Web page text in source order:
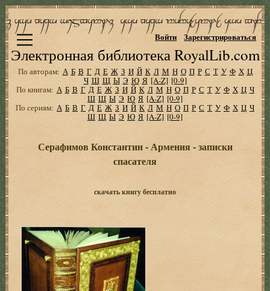
Электронная библиотека RoyalLib.com
Войти Зарегистрироваться
По авторам: А Б В Г Д Е Ж З И Й К Л М Н О П Р С Т У Ф Х Ц
Ч Ш Щ Ы Э Ю Я [A-Z] [0-9]
По книгам: А Б В Г Д Е Ж З И Й К Л М Н О П Р С Т У Ф Х Ц Ч
Ш Щ Ы Э Ю Я [A-Z] [0-9]
По сериям: А Б В Г Д Е Ж З И Й К Л М Н О П Р С Т У Ф Х Ц Ч
Ш Щ Ы Э Ю Я [A-Z] [0-9]
Серафимов Константин - Армения - записки
спасателя
скачать книгу бесплатно